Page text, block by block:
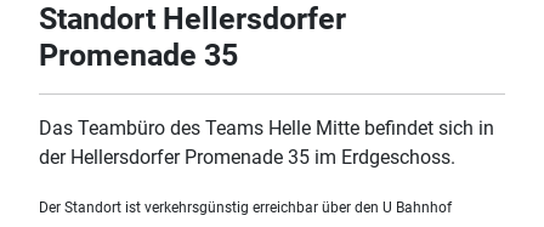
Standort Hellersdorfer
Promenade 35
Das Teambüro des Teams Helle Mitte befindet sich in
der Hellersdorfer Promenade 35 im Erdgeschoss.
Der Standort ist verkehrsgünstig erreichbar über den U Bahnhof